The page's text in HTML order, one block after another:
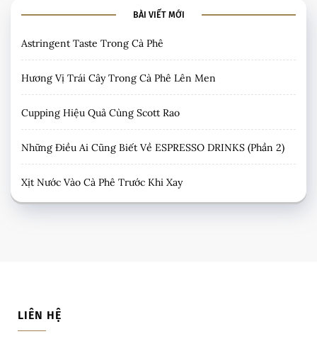
BÀI VIẾT MỚI
Astringent Taste Trong Cà Phê
Hương Vị Trái Cây Trong Cà Phê Lên Men
Cupping Hiệu Quả Cùng Scott Rao
Những Điều Ai Cũng Biết Về ESPRESSO DRINKS (Phần 2)
Xịt Nước Vào Cà Phê Trước Khi Xay
LIÊN HỆ